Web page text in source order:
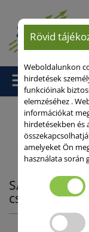
Kezdőlap/Szakmai
csúcsok csúcsai.
SAATEN-
csúcsok
Rövid
Weboldalunkon
hirdetések
funkcióinak
elemzéséhez .
információkat
hirdetésekben és
amelyeket Ön
használata során